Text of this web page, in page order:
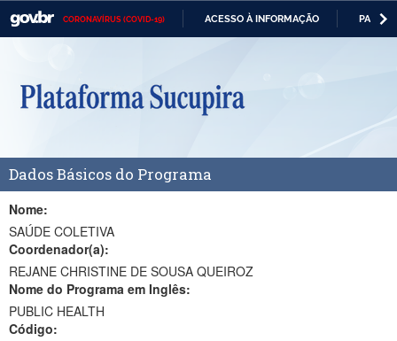
CORONAVÍRUS (COVID-19) ACESSO À INFORMAÇÃO
Casa Civil
Ministério da Defesa
Ministério da Economia
Ministério da Infraestrutura
Ministério da Educação
Ministério da Cidadania
Dados Básicos do Programa
Nome:
SAÚDE COLETIVA
Coordenador(a):
REJANE CHRISTINE DE SOUSA QUEIROZ
Nome do Programa em Inglês:
PUBLIC HEALTH
Código: